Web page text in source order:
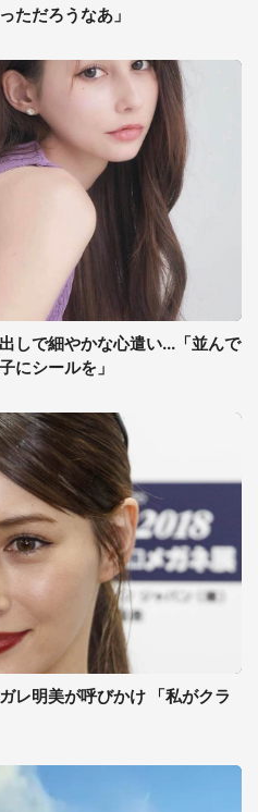
ただろうなあ」
しで細やかな心遣い...「並んで
にシールを」
レ明美が呼びかけ 「私がクラ